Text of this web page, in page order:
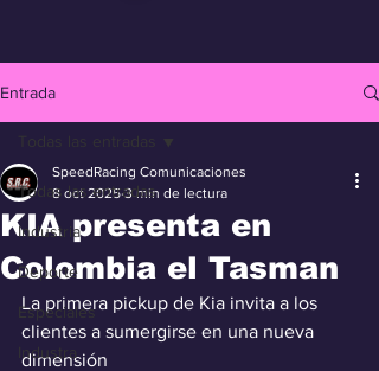
Entrada
Todas las entradas
Industria
Deporte
Especiales
Industra
Todas las entradas
KIA presenta en
Colombia el Tasman
SpeedRacing Comunicaciones
8 oct 2025 3 min de lectura
La primera pickup de Kia invita a los
clientes a sumergirse en una nueva
dimensión